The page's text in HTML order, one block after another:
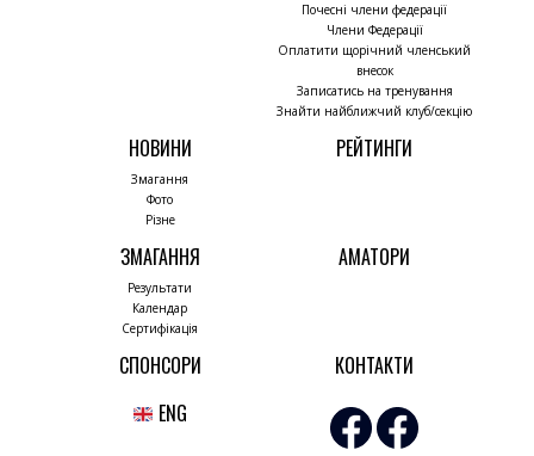
Почесні члени федерації
Члени Федерації
Оплатити щорічний членський
внесок
Записатись на тренування
Знайти найближчий клуб/секцію
НОВИНИ
Змагання
Фото
Різне
РЕЙТИНГИ
ЗМАГАННЯ
Результати
Календар
Сертифікація
АМАТОРИ
СПОНСОРИ
КОНТАКТИ
ENG